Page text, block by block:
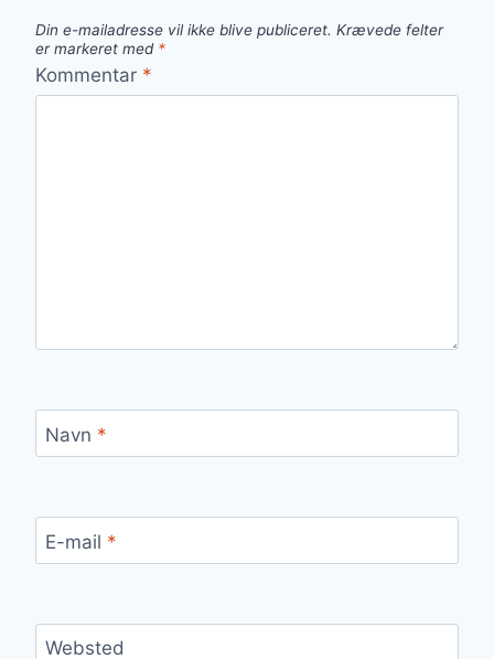
Din e-mailadresse vil ikke blive publiceret. Krævede felter
er markeret med *
Kommentar *
Navn *
E-mail *
Websted